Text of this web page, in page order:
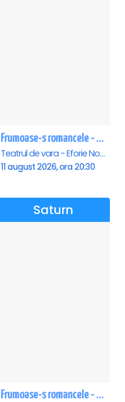
Frumoase-s romancele - Eforie Nord
Teatrul de vara - Eforie Nord, Eforie-Nord
11 august 2026, ora 20:30
Saturn
Frumoase-s romancele - Saturn